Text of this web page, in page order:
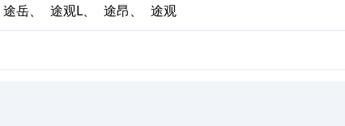
途岳、 途观L、 途昂、 途观